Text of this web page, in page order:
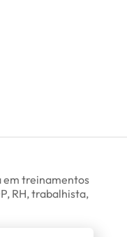
em treinamentos
RH, trabalhista,